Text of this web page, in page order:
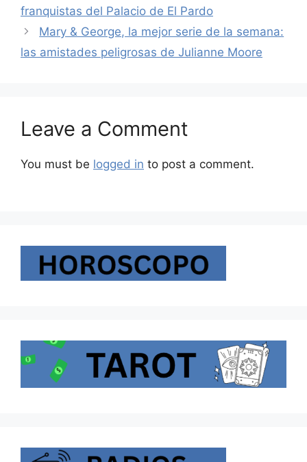
franquistas del Palacio de El Pardo
Mary & George, la mejor serie de la semana:
las amistades peligrosas de Julianne Moore
Leave a Comment
You must be logged in to post a comment.